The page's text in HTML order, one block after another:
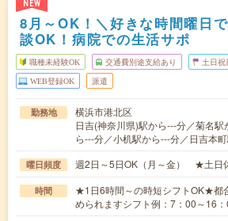
NEW
8月～OK！＼好きな時間曜日
談OK！病院での生活サポ
職種未経験OK 交通費別途支給あり 土日祝
WEB登録OK 派遣
勤務地
横浜市港北区
日吉(神奈川県)駅から---分／菊名
ら---分／小机駅から---分／日吉本
曜日頻度 週2日～5日OK（月～金） ★土日
時間
★1日6時間～の時短シフトOK★都
められますシフト例：7：00～16